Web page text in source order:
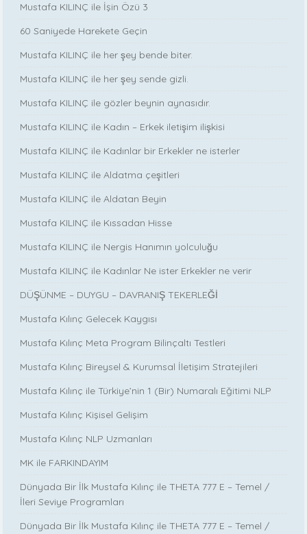
Mustafa KILINÇ ile İşin Özü 3
60 Saniyede Harekete Geçin
Mustafa KILINÇ ile her şey bende biter.
Mustafa KILINÇ ile her şey sende gizli.
Mustafa KILINÇ ile gözler beynin aynasıdır.
Mustafa KILINÇ ile Kadın – Erkek iletişim ilişkisi
Mustafa KILINÇ ile Kadınlar bir Erkekler ne isterler
Mustafa KILINÇ ile Aldatma çeşitleri
Mustafa KILINÇ ile Aldatan Beyin
Mustafa KILINÇ ile Kıssadan Hisse
Mustafa KILINÇ ile Nergis Hanımın yolculuğu
Mustafa KILINÇ ile Kadınlar Ne ister Erkekler ne verir
DÜŞÜNME – DUYGU – DAVRANIŞ TEKERLEĞİ
Mustafa Kılınç Gelecek Kaygısı
Mustafa Kılınç Meta Program Bilinçaltı Testleri
Mustafa Kılınç Bireysel & Kurumsal İletişim Stratejileri
Mustafa Kılınç ile Türkiye’nin 1 (Bir) Numaralı Eğitimi NLP
Mustafa Kılınç Kişisel Gelişim
Mustafa Kılınç NLP Uzmanları
MK ile FARKINDAYIM
Dünyada Bir İlk Mustafa Kılınç ile THETA 777 E – Temel /
İleri Seviye Programları
Dünyada Bir İlk Mustafa Kılınç ile THETA 777 E – Temel /